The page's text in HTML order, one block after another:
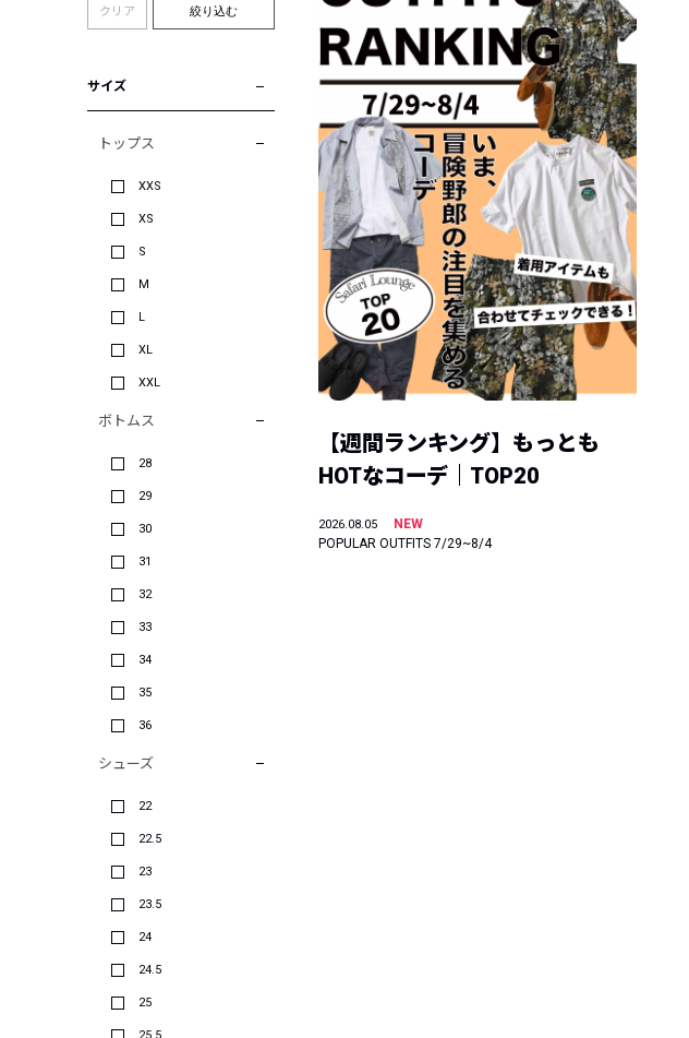
クリア 絞り込む
サイズ
トップス
XXS
XS
S
M
L
XL
XXL
ボトムス
28
29
30
31
32
33
34
35
36
シューズ
22
22.5
23
23.5
24
24.5
25
【週間ランキング】もっとも
HOTなコーデ｜TOP20
2026.08.05
NEW
POPULAR OUTFITS 7/29~8/4